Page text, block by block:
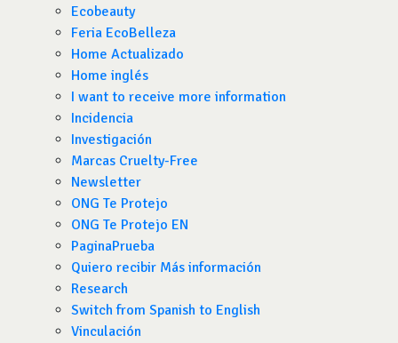
Ecobeauty
Feria EcoBelleza
Home Actualizado
Home inglés
I want to receive more information
Incidencia
Investigación
Marcas Cruelty-Free
Newsletter
ONG Te Protejo
ONG Te Protejo EN
PaginaPrueba
Quiero recibir Más información
Research
Switch from Spanish to English
Vinculación